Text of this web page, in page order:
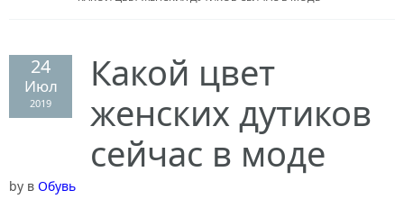
Психология
Домоводство
24
Июл
2019
Какой цвет
женских дутиков
сейчас в моде
by в Обувь